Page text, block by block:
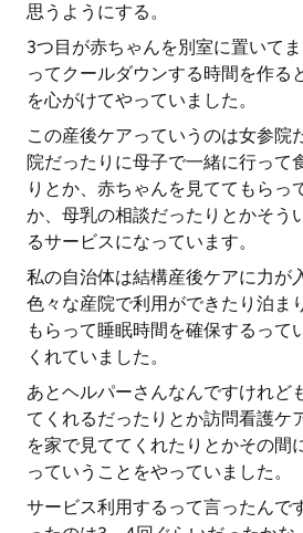
思うようにする。
3つ目が赤ちゃんを別室に置いて
ってクールダウンする時間を作る
を心がけてやっていました。
この産後ケアっていうのは女参院
院だったりに母子で一緒に行って
りとか、赤ちゃんを見ててもらっ
か、母乳の相談だったりとかそう
るサービスになっています。
私の自治体は結構産後ケアに力が
色々な産院で利用ができたり泊ま
もらって睡眠時間を確保するって
くれていました。
あとヘルパーさんなんですけれど
てくれるだったりとか訪問看護ケ
を家で見ててくれたりとかその間
っていうことをやっていました。
サービス利用するって言ったんで